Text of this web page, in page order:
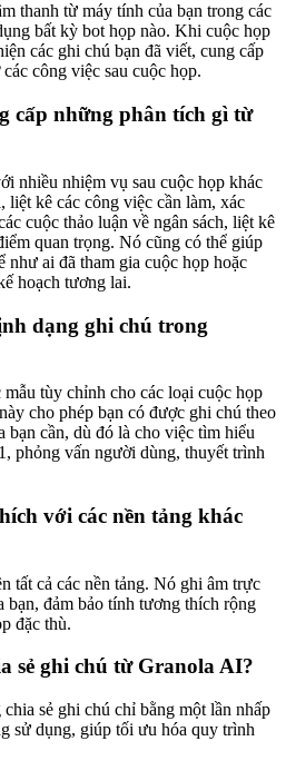
thanh từ máy tính của bạn trong các
bất kỳ bot họp nào. Khi cuộc họp
các ghi chú bạn đã viết, cung cấp
công việc sau cuộc họp.
cấp những phân tích gì từ
nhiều nhiệm vụ sau cuộc họp khác
liệt kê các công việc cần làm, xác
cuộc thảo luận về ngân sách, liệt kê
quan trọng. Nó cũng có thể giúp
như ai đã tham gia cuộc họp hoặc
hoạch tương lai.
dạng ghi chú trong
tùy chỉnh cho các loại cuộc họp
cho phép bạn có được ghi chú theo
bạn cần, dù đó là cho việc tìm hiểu
phỏng vấn người dùng, thuyết trình
với các nền tảng khác
tất cả các nền tảng. Nó ghi âm trực
bạn, đảm bảo tính tương thích rộng
đặc thù.
sẻ ghi chú từ Granola AI?
sẻ ghi chú chỉ bằng một lần nhấp
sử dụng, giúp tối ưu hóa quy trình